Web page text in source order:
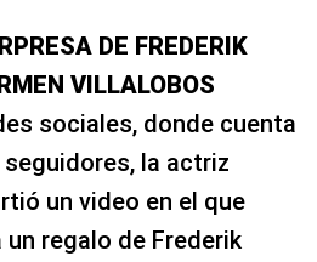
DE FREDERIK
VILLALOBOS
sociales, donde cuenta
la actriz
un video en el que
regalo de Frederik